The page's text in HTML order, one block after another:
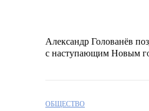
Александр Голованёв
с наступающим Новым
ОБЩЕСТВО